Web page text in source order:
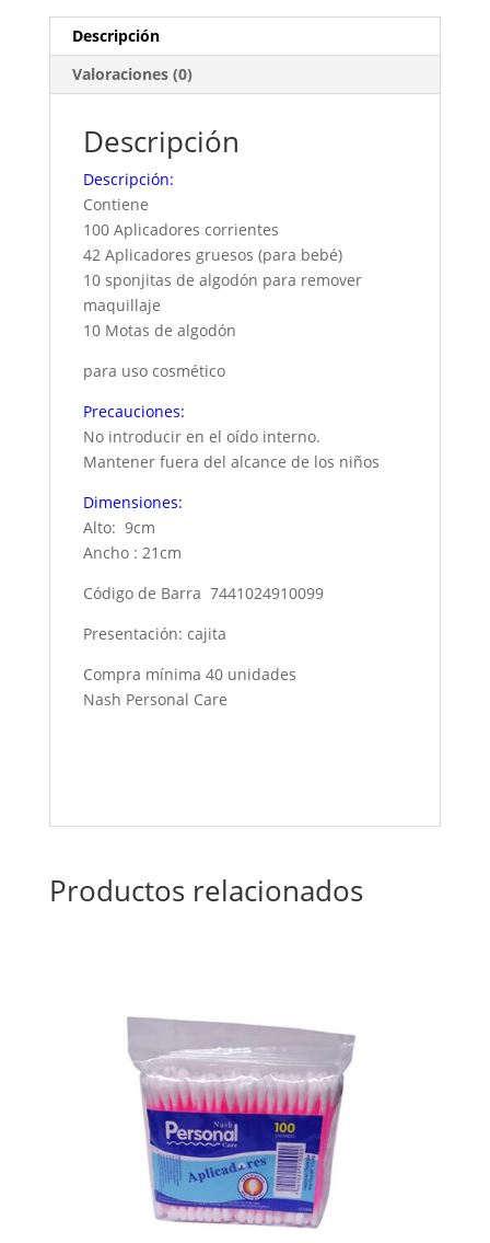
Descripción
Valoraciones (0)
Descripción
Descripción:
Contiene
100 Aplicadores corrientes
42 Aplicadores gruesos (para bebé)
10 sponjitas de algodón para remover
maquillaje
10 Motas de algodón
para uso cosmético
Precauciones:
No introducir en el oído interno.
Mantener fuera del alcance de los niños
Dimensiones:
Alto: 9cm
Ancho : 21cm
Código de Barra 7441024910099
Presentación: cajita
Compra mínima 40 unidades
Nash Personal Care
Productos relacionados